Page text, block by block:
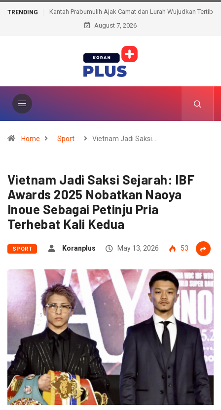
TRENDING
Kantah Prabumulih Ajak Camat dan Lurah Wujudkan Tertib
Administrasi Pertanahan
August 7, 2026
Home Sport Vietnam Jadi Saksi…
Vietnam Jadi Saksi Sejarah: IBF
Awards 2025 Nobatkan Naoya
Inoue Sebagai Petinju Pria
Terhebat Kali Kedua
SPORT Koranplus May 13, 2026 53